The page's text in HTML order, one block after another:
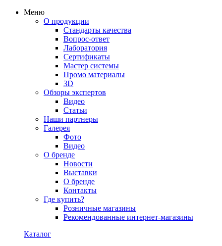
Меню
О продукции
Стандарты качества
Вопрос-ответ
Лаборатория
Сертификаты
Мастер системы
Промо материалы
3D
Обзоры экспертов
Видео
Статьи
Наши партнеры
Галерея
Фото
Видео
О бренде
Новости
Выставки
О бренде
Контакты
Где купить?
Розничные магазины
Рекомендованные интернет-магазины
Каталог